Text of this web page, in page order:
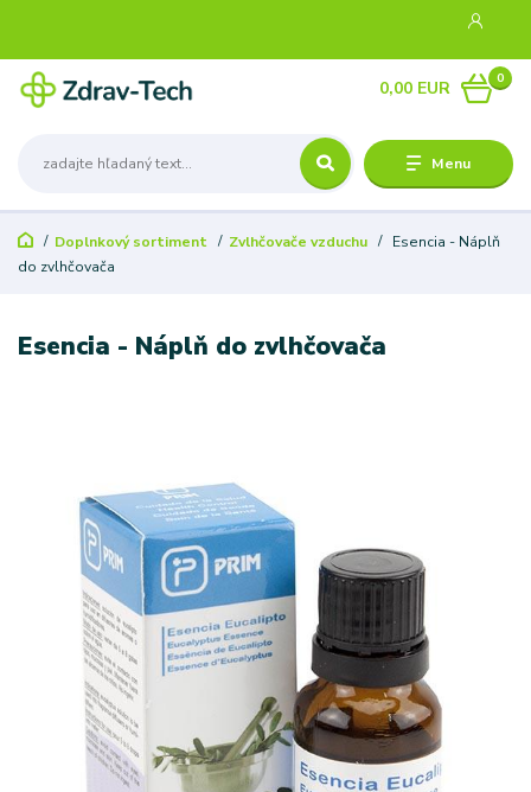
Menu
0
0,00 EUR
Doplnkový sortiment Zvlhčovače vzduchu
Esencia - Náplň
do zvlhčovača
Esencia - Náplň do zvlhčovača